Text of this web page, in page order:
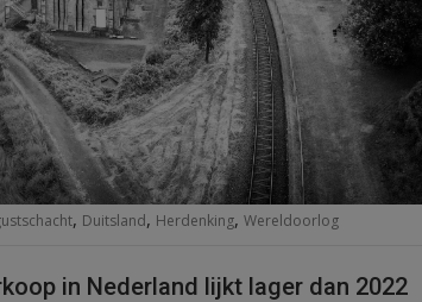
, Duitsland, Herdenking, Wereldoorlog
in Nederland lijkt lager dan 2022